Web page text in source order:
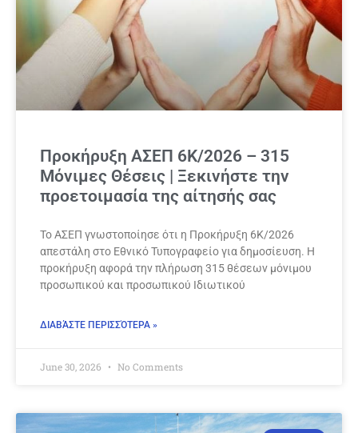
Προκήρυξη ΑΣΕΠ 6Κ/2026 – 315
Μόνιμες Θέσεις | Ξεκινήστε την
προετοιμασία της αίτησής σας
Το ΑΣΕΠ γνωστοποίησε ότι η Προκήρυξη 6Κ/2026
απεστάλη στο Εθνικό Τυπογραφείο για δημοσίευση. Η
προκήρυξη αφορά την πλήρωση 315 θέσεων μόνιμου
προσωπικού και προσωπικού Ιδιωτικού
ΔΙΑΒΆΣΤΕ ΠΕΡΙΣΣΌΤΕΡΑ »
June 30, 2026 No Comments